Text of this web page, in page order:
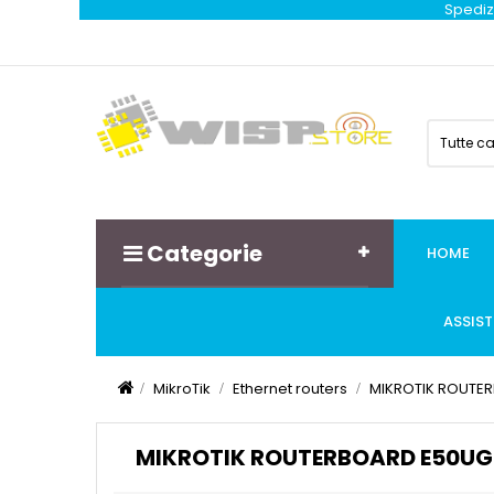
Tutte
Categorie HOME
MikroTik Ethernet routers MIKROTIK
MIKROTIK ROUTERBOARD